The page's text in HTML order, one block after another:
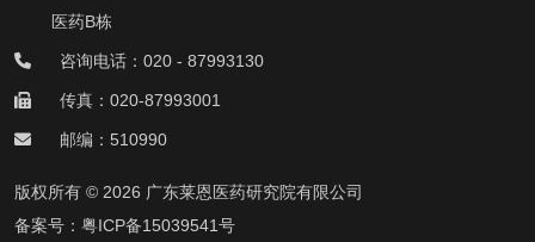
医药B栋
咨询电话：020 - 87993130
传真：020-87993001
邮编：510990
版权所有 © 2026 广东莱恩医药研究院有限公司
备案号： 粤ICP备15039541号